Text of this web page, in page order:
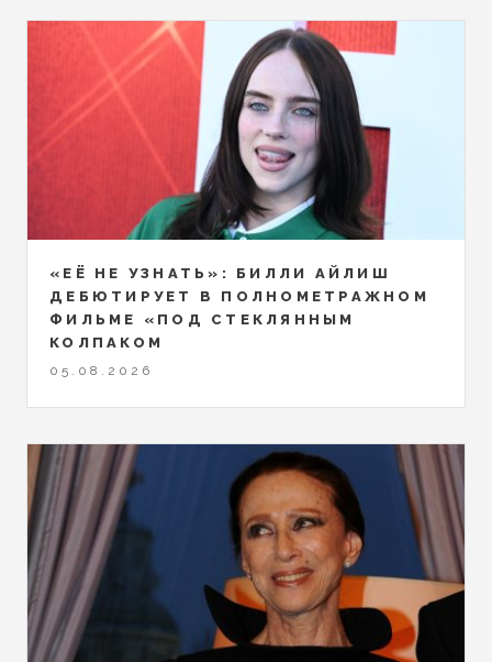
«ЕЁ НЕ УЗНАТЬ»: БИЛЛИ АЙЛИШ
ДЕБЮТИРУЕТ В ПОЛНОМЕТРАЖНОМ
ФИЛЬМЕ «ПОД СТЕКЛЯННЫМ
КОЛПАКОМ
05.08.2026